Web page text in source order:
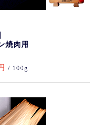
焼肉用
/ 100g